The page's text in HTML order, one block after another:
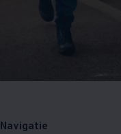
Navigatie